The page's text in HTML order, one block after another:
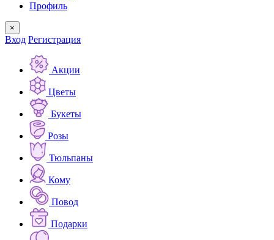
Профиль
×
Вход Регистрация
Акции
Цветы
Букеты
Розы
Тюльпаны
Кому
Повод
Подарки